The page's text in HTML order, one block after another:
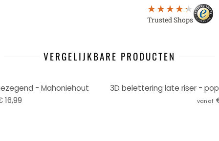
Trusted Shops
VERGELIJKBARE PRODUCTEN
- Mahoniehout
16,99
3D belettering late riser -
vanaf